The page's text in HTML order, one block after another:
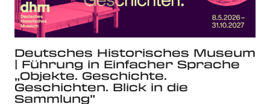
Deutsches Historisches Museum
| Führung in Einfacher Sprache
„Objekte. Geschichte.
Geschichten. Blick in die
Sammlung”